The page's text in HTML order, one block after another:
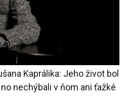
Kaprálika: Jeho život bol
nechýbali v ňom ani ťažké